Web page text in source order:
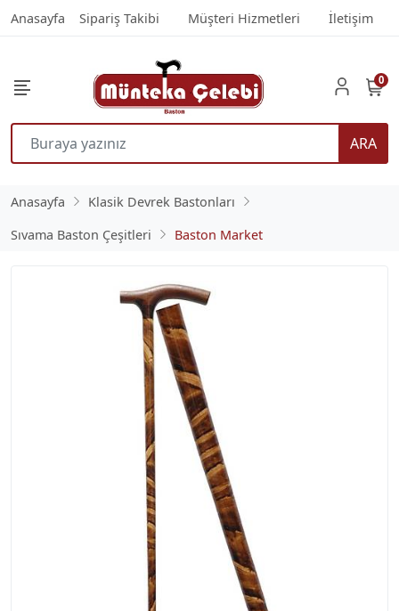
Anasayfa Sipariş Takibi Müşteri Hizmetleri İletişim
ARA
0
Anasayfa
Klasik Devrek Bastonları
Sıvama Baston Çeşitleri
Baston Market